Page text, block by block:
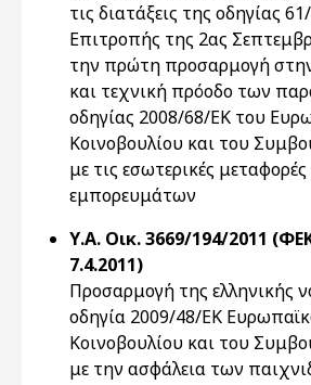
τις διατάξεις της οδηγίας
Επιτροπής της 2ας
την πρώτη προσαρμογή
και τεχνική πρόοδο των
οδηγίας 2008/68/ΕΚ του
Κοινοβουλίου και του
με τις εσωτερικές
εμπορευμάτων
Υ.Α. Οικ. 3669/194/2011
7.4.2011)
Προσαρμογή της ελληνικής
οδηγία 2009/48/ΕΚ
Κοινοβουλίου και του
με την ασφάλεια των